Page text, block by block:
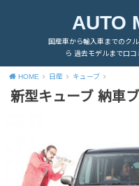
AUTO
国産車から輸入車までのク
ら 過去モデルまで口
HOME 日産 キューブ
新型キューブ 納車